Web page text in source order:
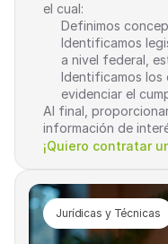
el cual:
Definimos
Identificamos
a nivel federal,
Identificamos los
evidenciar el
Al final,
información de
¡Quiero contratar
Jurídicas y Técnicas